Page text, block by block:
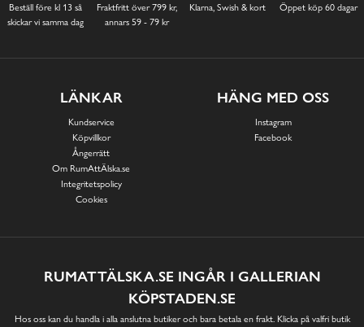
Beställ före kl 13 så
skickar vi samma dag
Fraktfritt över 799 kr,
annars 59 - 79 kr
Klarna, Swish & kort Öppet köp 60 dagar
LÄNKAR
Kundservice
Köpvillkor
Ångerrätt
Om RumAttÄlska.se
Integritetspolicy
Cookies
HÄNG MED OSS
Instagram
Facebook
RUMATTÄLSKA.SE INGÅR I GALLERIAN
KÖPSTADEN.SE
Hos oss kan du handla i alla anslutna butiker och bara betala en frakt. Klicka på valfri butik